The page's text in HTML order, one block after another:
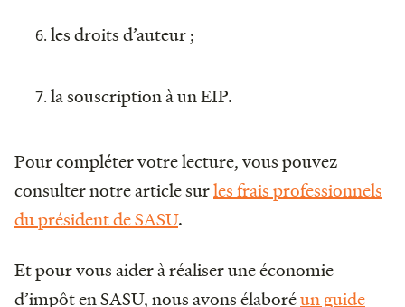
les droits d’auteur ;
la souscription à un EIP.
Pour compléter votre lecture, vous pouvez
consulter notre article surles frais professionnels
du président de SASU.
Et pour vous aider à réaliser une économie
d’impôt en SASU, nous avons élaboréun guide